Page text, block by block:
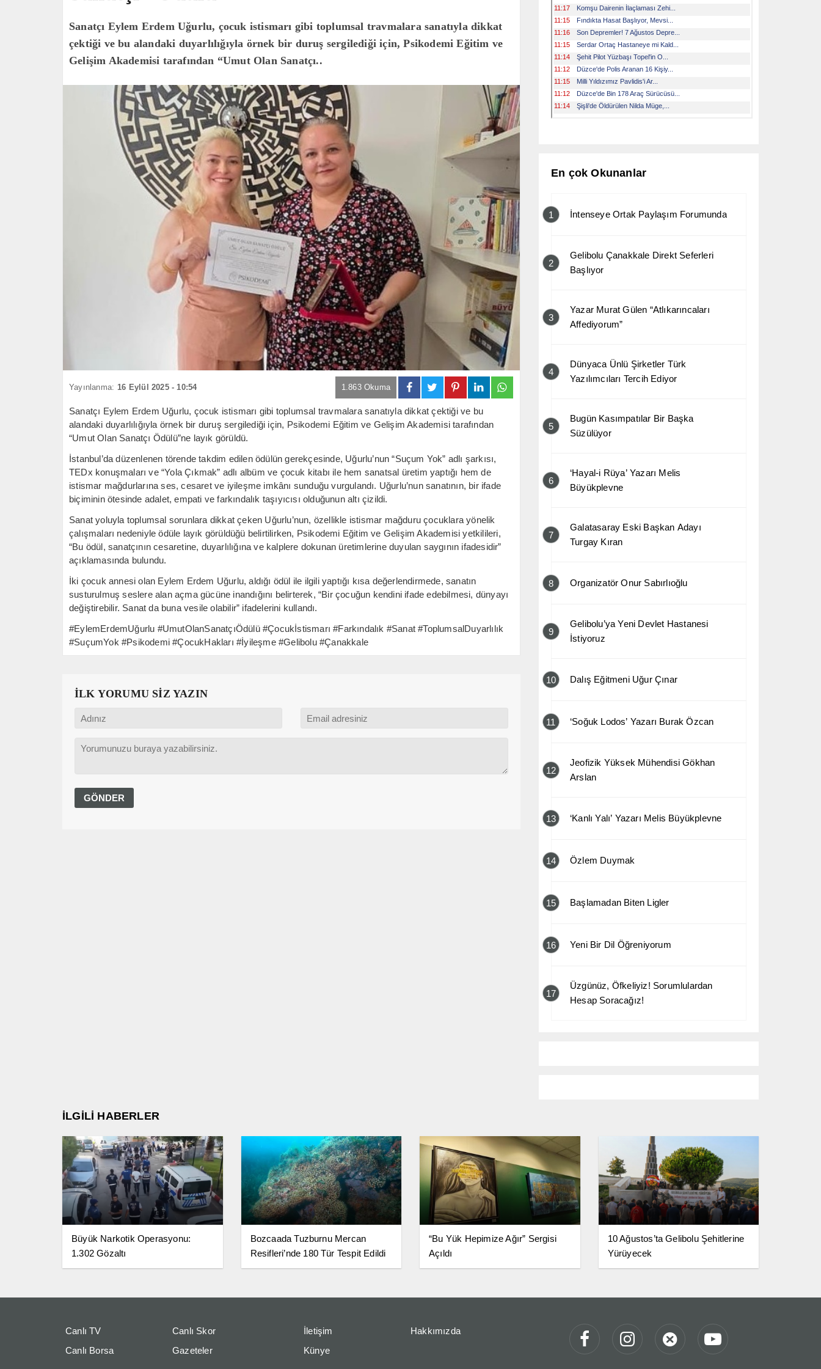
Sanatçı Eylem Erdem Uğurlu, çocuk istismarı gibi toplumsal travmalara sanatıyla dikkat
çektiği ve bu alandaki duyarlılığıyla örnek bir duruş sergilediği için, Psikodemi Eğitim ve
Gelişim Akademisi tarafından “Umut Olan Sanatçı..
Yayınlanma: 16 Eylül 2025 - 10:54 1.863 Okuma
Sanatçı Eylem Erdem Uğurlu, çocuk istismarı gibi toplumsal travmalara sanatıyla dikkat çektiği ve bu
alandaki duyarlılığıyla örnek bir duruş sergilediği için, Psikodemi Eğitim ve Gelişim Akademisi tarafından
“Umut Olan Sanatçı Ödülü”ne layık görüldü.
İstanbul’da düzenlenen törende takdim edilen ödülün gerekçesinde, Uğurlu’nun “Suçum Yok” adlı şarkısı,
TEDx konuşmaları ve “Yola Çıkmak” adlı albüm ve çocuk kitabı ile hem sanatsal üretim yaptığı hem de
istismar mağdurlarına ses, cesaret ve iyileşme imkânı sunduğu vurgulandı. Uğurlu’nun sanatının, bir ifade
biçiminin ötesinde adalet, empati ve farkındalık taşıyıcısı olduğunun altı çizildi.
Sanat yoluyla toplumsal sorunlara dikkat çeken Uğurlu’nun, özellikle istismar mağduru çocuklara yönelik
çalışmaları nedeniyle ödüle layık görüldüğü belirtilirken, Psikodemi Eğitim ve Gelişim Akademisi yetkilileri,
“Bu ödül, sanatçının cesaretine, duyarlılığına ve kalplere dokunan üretimlerine duyulan saygının ifadesidir”
açıklamasında bulundu.
İki çocuk annesi olan Eylem Erdem Uğurlu, aldığı ödül ile ilgili yaptığı kısa değerlendirmede, sanatın
susturulmuş seslere alan açma gücüne inandığını belirterek, “Bir çocuğun kendini ifade edebilmesi, dünyayı
değiştirebilir. Sanat da buna vesile olabilir” ifadelerini kullandı.
#EylemErdemUğurlu #UmutOlanSanatçıÖdülü #Çocukİstismarı #Farkındalık #Sanat #ToplumsalDuyarlılık
#SuçumYok #Psikodemi #ÇocukHakları #İyileşme #Gelibolu #Çanakkale
İLK YORUMU SİZ YAZIN
En çok Okunanlar
1 İntenseye Ortak Paylaşım Forumunda
2
Gelibolu Çanakkale Direkt Seferleri
Başlıyor
3
Yazar Murat Gülen “Atlıkarıncaları
Affediyorum”
4
Dünyaca Ünlü Şirketler Türk
Yazılımcıları Tercih Ediyor
5
Bugün Kasımpatılar Bir Başka
Süzülüyor
6
‘Hayal-i Rüya’ Yazarı Melis
Büyükplevne
7
Galatasaray Eski Başkan Adayı
Turgay Kıran
8 Organizatör Onur Sabırlıoğlu
9
Gelibolu’ya Yeni Devlet Hastanesi
İstiyoruz
10 Dalış Eğitmeni Uğur Çınar
11 ‘Soğuk Lodos’ Yazarı Burak Özcan
12
Jeofizik Yüksek Mühendisi Gökhan
Arslan
13 ‘Kanlı Yalı’ Yazarı Melis Büyükplevne
14 Özlem Duymak
15 Başlamadan Biten Ligler
16 Yeni Bir Dil Öğreniyorum
17
Üzgünüz, Öfkeliyiz! Sorumlulardan
Hesap Soracağız!
İLGİLİ HABERLER
Büyük Narkotik Operasyonu:
1.302 Gözaltı
Bozcaada Tuzburnu Mercan
Resifleri’nde 180 Tür Tespit Edildi
“Bu Yük Hepimize Ağır” Sergisi
Açıldı
10 Ağustos’ta Gelibolu Şehitlerine
Yürüyecek
Canlı TV
Canlı Skor
Canlı Borsa
Gazeteler
İletişim
Hakkımızda
Künye